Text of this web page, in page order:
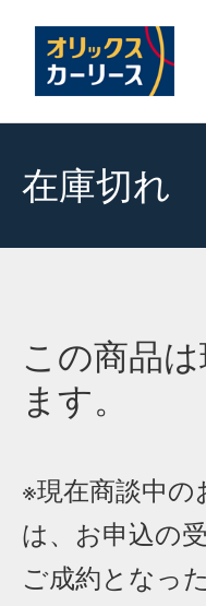
在庫切れ
この商品
ます。
※現在商談中
は、お申込の
ご成約となっ